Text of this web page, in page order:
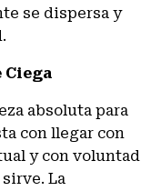
se dispersa y
Ciega
absoluta para
con llegar con
y con voluntad
La